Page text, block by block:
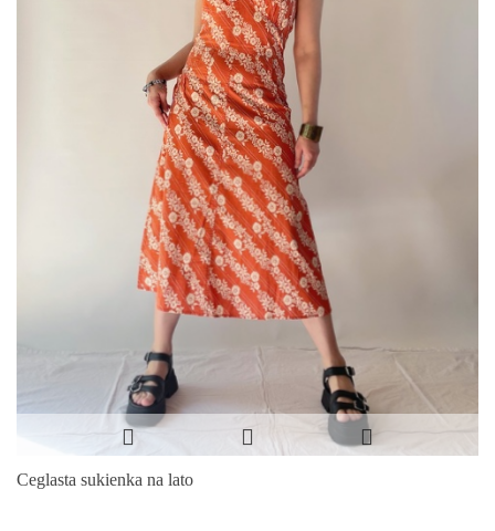
Ceglasta sukienka na lato